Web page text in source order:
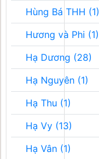
Hùng Bá THH (1)
Hương và Phi (1)
Hạ Dương (28)
Hạ Nguyên (1)
Hạ Thu (1)
Hạ Vy (13)
Hạ Vân (1)